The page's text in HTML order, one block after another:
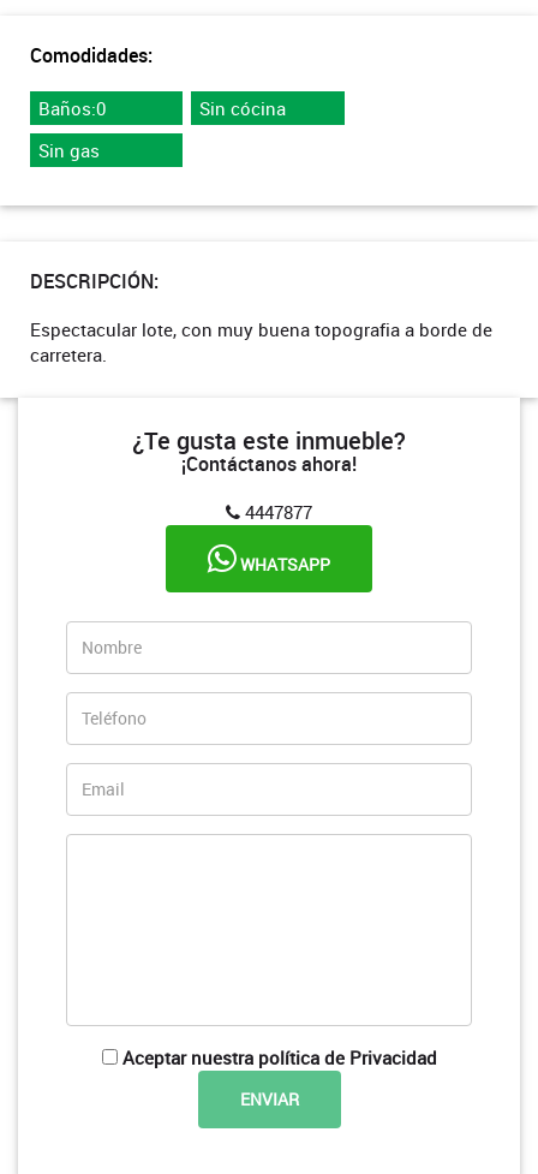
Comodidades:
Baños:0
Sin cócina
Sin gas
DESCRIPCIÓN:
Espectacular lote, con muy buena topografia a borde de
carretera.
¿Te gusta este inmueble?
¡Contáctanos ahora!
4447877
WHATSAPP
Aceptar nuestra política de Privacidad